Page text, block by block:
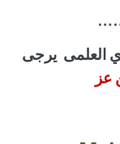
العلمى
يرجى
عز